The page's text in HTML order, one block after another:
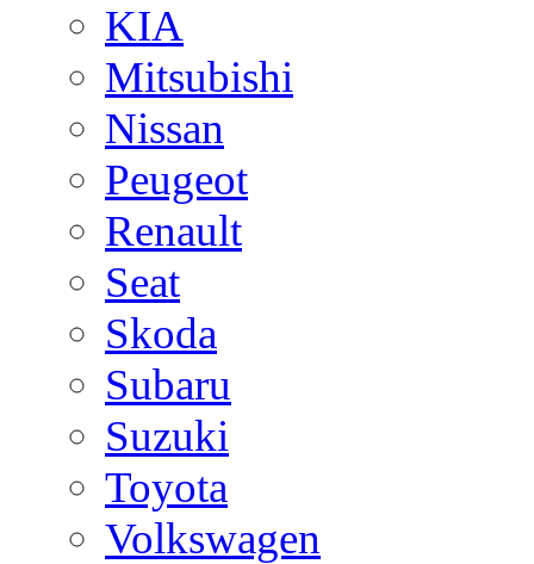
KIA
Mitsubishi
Nissan
Peugeot
Renault
Seat
Skoda
Subaru
Suzuki
Toyota
Volkswagen